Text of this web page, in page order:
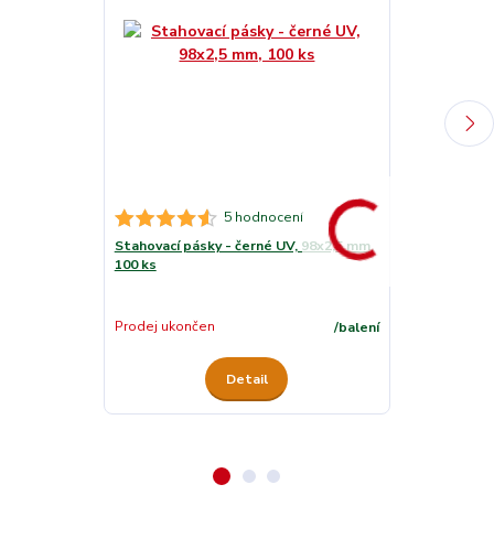
5 hodnocení
Stahovací pásky - černé UV, 98x2,5 mm,
100 ks
/balení
Prodej ukončen
Detail